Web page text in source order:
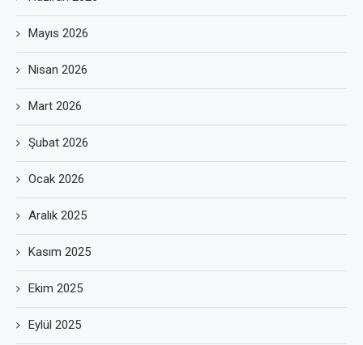
Mayıs 2026
Nisan 2026
Mart 2026
Şubat 2026
Ocak 2026
Aralık 2025
Kasım 2025
Ekim 2025
Eylül 2025